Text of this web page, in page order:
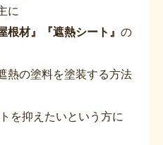
に
根材』『遮熱シート』 の
熱の塗料を塗装する方法
を抑えたいという方に